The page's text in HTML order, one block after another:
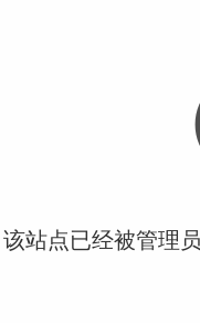
站点已经被管理